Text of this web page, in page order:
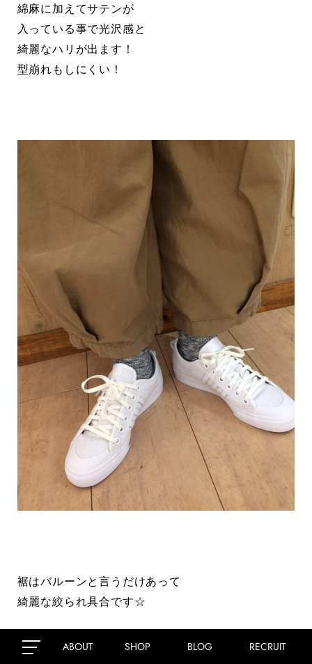
ABOUT SHOP BLOG RECRUIT
綿麻に加えてサテンが
入っている事で光沢感と
綺麗なハリが出ます！
型崩れもしにくい！
裾はバルーンと言うだけあって
綺麗な絞られ具合です☆